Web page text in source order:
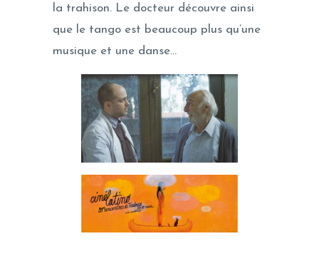
la trahison. Le docteur découvre ainsi
que le tango est beaucoup plus qu’une
musique et une danse…